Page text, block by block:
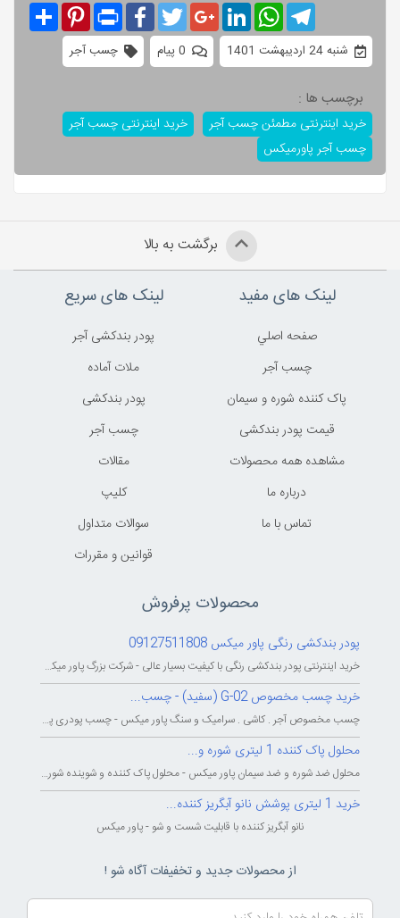
SharePinterest Print
FacebookTwitterGoogle+LinkedInWhatsAppTelegram
شنبه 24 اردیبهشت 1401 0 پیام چسب آجر
برچسب ها :
خرید اینترنتی مطمئن چسب آجر
خرید اینترنتی چسب آجر
چسب آجر پاورمیکس
برگشت به بالا
لینک های مفید
صفحه اصلي
چسب آجر
پاک کننده شوره و سیمان
قیمت پودر بندکشی
مشاهده همه محصولات
درباره ما
تماس با ما
لینک های سریع
پودر بندکشی آجر
ملات آماده
پودر بندکشی
چسب آجر
مقالات
کليپ
سوالات متداول
قوانين و مقررات
محصولات پرفروش
پودر بندکشی رنگی پاور میکس 09127511808
خرید اینترنتی پودر بندکشی رنگی با کیفیت بسیار عالی - شرکت بزرگ پاور میکس...
خرید چسب مخصوص G-02 (سفید) - چسب...
چسب مخصوص آجر . کاشی . سرامیک و سنگ پاور میکس - چسب پودری پاورمیکس - چسب...
محلول پاک کننده 1 لیتری شوره و...
محلول ضد شوره و ضد سیمان پاور میکس - محلول پاک کننده و شوینده شوره و سیمان...
خرید 1 لیتری پوشش نانو آبگریز کننده...
نانو آبگریز کننده با قابلیت شست و شو - پاور میکس
از محصولات جدید و تخفیفات آگاه شو !